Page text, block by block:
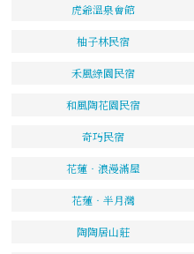
虎爺溫泉會館
柚子林民宿
禾風綠園民宿
和風陶花園民宿
奇巧民宿
花蓮‧浪漫滿屋
花蓮‧半月灣
陶陶居山莊